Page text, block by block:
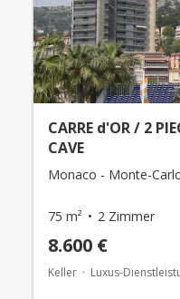
CARRE d'OR / 2
CAVE
Monaco - Monte-
75 m² 2 Zimmer
8.600 €
Keller Luxus-